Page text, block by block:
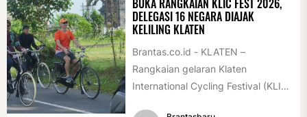
BUKA RANGKAIAN KLIC FEST 2026,
DELEGASI 16 NEGARA DIAJAK
KELILING KLATEN
Brantas.co.id - KLATEN –
Rangkaian gelaran Klaten
International Cycling Festival (KLIC